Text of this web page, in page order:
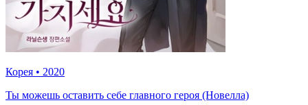
Корея • 2020
Ты можешь оставить себе главного героя (Новелла)